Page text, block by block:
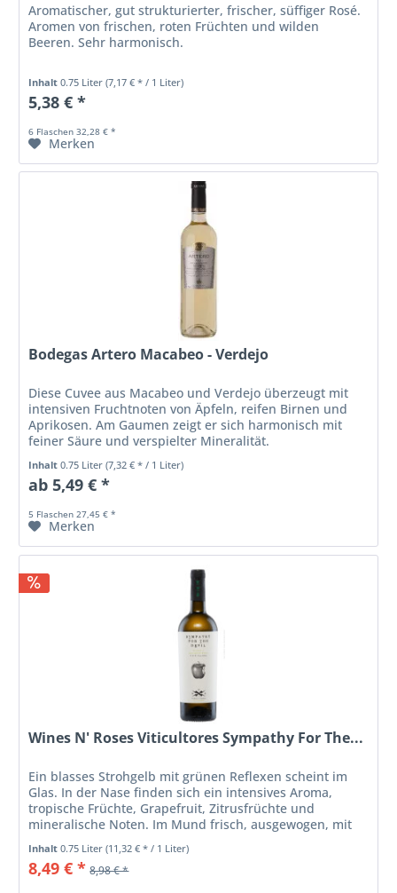
Aromatischer, gut strukturierter, frischer, süffiger Rosé.
Aromen von frischen, roten Früchten und wilden
Beeren. Sehr harmonisch.
Inhalt0.75 Liter(7,17 € * / 1 Liter)
5,38 € *
6 Flaschen 32,28 € *
Merken
Bodegas Artero Macabeo - Verdejo
Diese Cuvee aus Macabeo und Verdejo überzeugt mit
intensiven Fruchtnoten von Äpfeln, reifen Birnen und
Aprikosen. Am Gaumen zeigt er sich harmonisch mit
feiner Säure und verspielter Mineralität.
Unkomplizierter Wein, der leicht und...
Inhalt0.75 Liter(7,32 € * / 1 Liter)
ab 5,49 € *
5 Flaschen 27,45 € *
Merken
Wines N' Roses Viticultores Sympathy For The...
Ein blasses Strohgelb mit grünen Reflexen scheint im
Glas. In der Nase finden sich ein intensives Aroma,
tropische Früchte, Grapefruit, Zitrusfrüchte und
mineralische Noten. Im Mund frisch, ausgewogen, mit
Inhalt0.75 Liter(11,32 € * / 1 Liter)
8,49 € * 8,98 € *